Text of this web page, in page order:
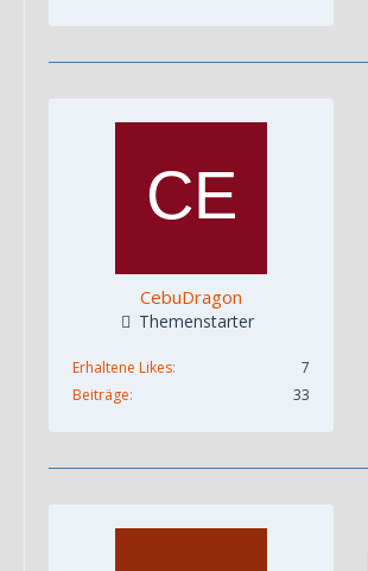
CebuDragon
Themenstarter
Erhaltene Likes
7
Beiträge
33